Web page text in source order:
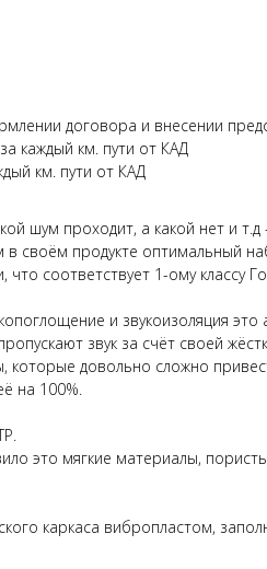
договора и внесении
каждый км. пути от КАД
км. пути от КАД
шум проходит, а какой нет и
продукте оптимальный
соответствует 1-ому
и звукоизоляция
звук за счёт своей
которые довольно сложно
на 100%.
это мягкие материалы,
каркаса вибропластом,